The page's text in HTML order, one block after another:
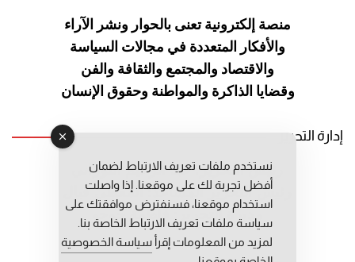
منصة إلكترونية تعنى بالحوار ونشر الآراء
والأفكار المتعددة في مجالات السياسة
والاقتصاد والمجتمع والثقافة والفن
وقضايا الذاكرة والمواطنة وحقوق الإنسان
إدارة التحرير
رئيس التحرير: عبد الرحيم التوراني
رئيس التحرير المساعد: المعطي قبال
مديرة التحرير: فاطمة حوحو
نستخدم ملفات تعريف الارتباط لضمان
أفضل تجربة لك على موقعنا. إذا واصلت
استخدام موقعنا، فسنفترض موافقتك على
سياسة ملفات تعريف الارتباط الخاصة بنا.
لمزيد من المعلومات إقرأ سياسة الخصوصية